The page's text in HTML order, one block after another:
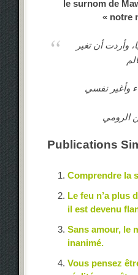
le surnom de
« notre
، وأردت أن تغير
وأغير
الرومي
Publications
Comprendre la
Le feu n’a plus
il est devenu
Sans amour, le
inanimé.
Vous pensez